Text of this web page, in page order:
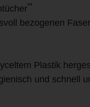
**
bezogenen
Plastik
und schnell